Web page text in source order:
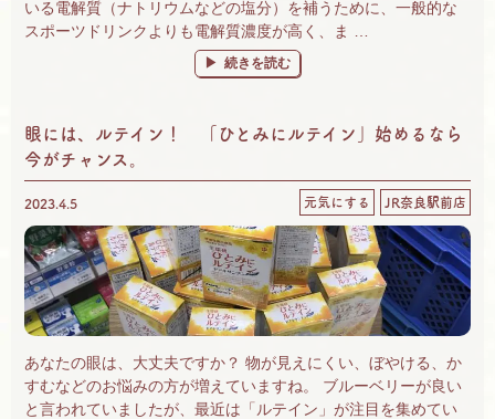
いる電解質（ナトリウムなどの塩分）を補うために、一般的な
スポーツドリンクよりも電解質濃度が高く、ま …
“経口補水液とスポーツドリンクの違い。脱
続きを読む
眼には、ルテイン！ 「ひとみにルテイン」始めるなら
今がチャンス。
2023.4.5 元気にする JR奈良駅前店
あなたの眼は、大丈夫ですか？ 物が見えにくい、ぼやける、か
すむなどのお悩みの方が増えていますね。 ブルーベリーが良い
と言われていましたが、最近は「ルテイン」が注目を集めてい